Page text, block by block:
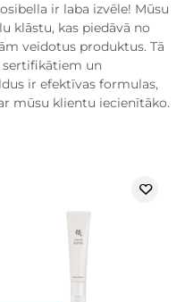
ir laba izvēle! Mūsu
klāstu, kas piedāvā no
veidotus produktus. Tā
un
ir efektīvas formulas,
mūsu klientu iecienītāko.